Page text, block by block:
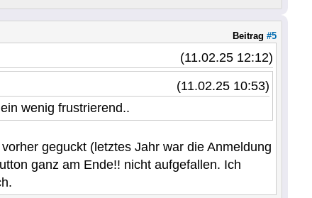
Beitrag #5
(11.02.25 12:12)
(11.02.25 10:53)
wenig frustrierend..
geguckt (letztes Jahr war die Anmeldung
ganz am Ende!! nicht aufgefallen. Ich